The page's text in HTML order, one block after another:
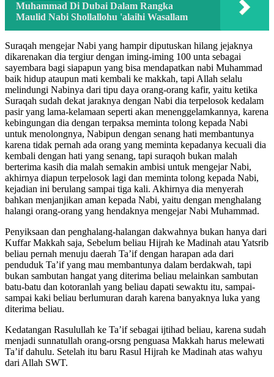
Muhammad Di Dubai Dalam Rangka
Maulid Nabi Shollallohu 'alaihi Wasallam
Suraqah mengejar Nabi yang hampir diputuskan hilang jejaknya
dikarenakan dia tergiur dengan iming-iming 100 unta sebagai
sayembara bagi siapapun yang bisa mendapatkan nabi Muhammad
baik hidup ataupun mati kembali ke makkah, tapi Allah selalu
melindungi Nabinya dari tipu daya orang-orang kafir, yaitu ketika
Suraqah sudah dekat jaraknya dengan Nabi dia terpelosok kedalam
pasir yang lama-kelamaan seperti akan menenggelamkannya, karena
kebingungan dia dengan terpaksa meminta tolong kepada Nabi
untuk menolongnya, Nabipun dengan senang hati membantunya
karena tidak pernah ada orang yang meminta kepadanya kecuali dia
kembali dengan hati yang senang, tapi suraqoh bukan malah
berterima kasih dia malah semakin ambisi untuk mengejar Nabi,
akhirnya diapun terpelosok lagi dan meminta tolong kepada Nabi,
kejadian ini berulang sampai tiga kali. Akhirnya dia menyerah
bahkan menjanjikan aman kepada Nabi, yaitu dengan menghalang
halangi orang-orang yang hendaknya mengejar Nabi Muhammad.
Penyiksaan dan penghalang-halangan dakwahnya bukan hanya dari
Kuffar Makkah saja, Sebelum beliau Hijrah ke Madinah atau Yatsrib
beliau pernah menuju daerah Ta’if dengan harapan ada dari
penduduk Ta’if yang mau membantunya dalam berdakwah, tapi
bukan sambutan hangat yang diterima beliau melainkan sambutan
batu-batu dan kotoranlah yang beliau dapati sewaktu itu, sampai-
sampai kaki beliau berlumuran darah karena banyaknya luka yang
diterima beliau.
Kedatangan Rasulullah ke Ta’if sebagai ijtihad beliau, karena sudah
menjadi sunnatullah orang-orsng penguasa Makkah harus melewati
Ta’if dahulu. Setelah itu baru Rasul Hijrah ke Madinah atas wahyu
dari Allah SWT.